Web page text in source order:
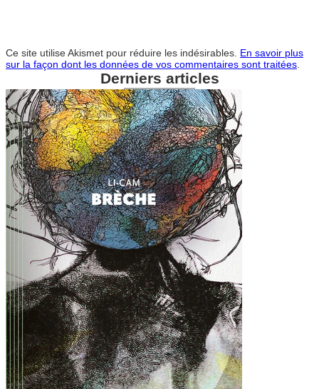
Ce site utilise Akismet pour réduire les indésirables. En savoir plus
sur la façon dont les données de vos commentaires sont traitées
Derniers articles